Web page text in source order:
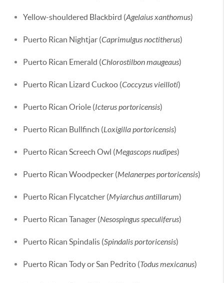
Yellow-shouldered Blackbird (Agelaius xanthomus)
Puerto Rican Nightjar (Caprimulgus noctitherus)
Puerto Rican Emerald (Chlorostilbon maugeaus)
Puerto Rican Lizard Cuckoo (Coccyzus vieilloti)
Puerto Rican Oriole (Icterus portoricensis)
Puerto Rican Bullfinch (Loxigilla portoricensis)
Puerto Rican Screech Owl (Megascops nudipes)
Puerto Rican Woodpecker (Melanerpes portoricensis)
Puerto Rican Flycatcher (Myiarchus antillarum)
Puerto Rican Tanager (Nesospingus speculiferus)
Puerto Rican Spindalis (Spindalis portoricensis)
Puerto Rican Tody or San Pedrito (Todus mexicanus)